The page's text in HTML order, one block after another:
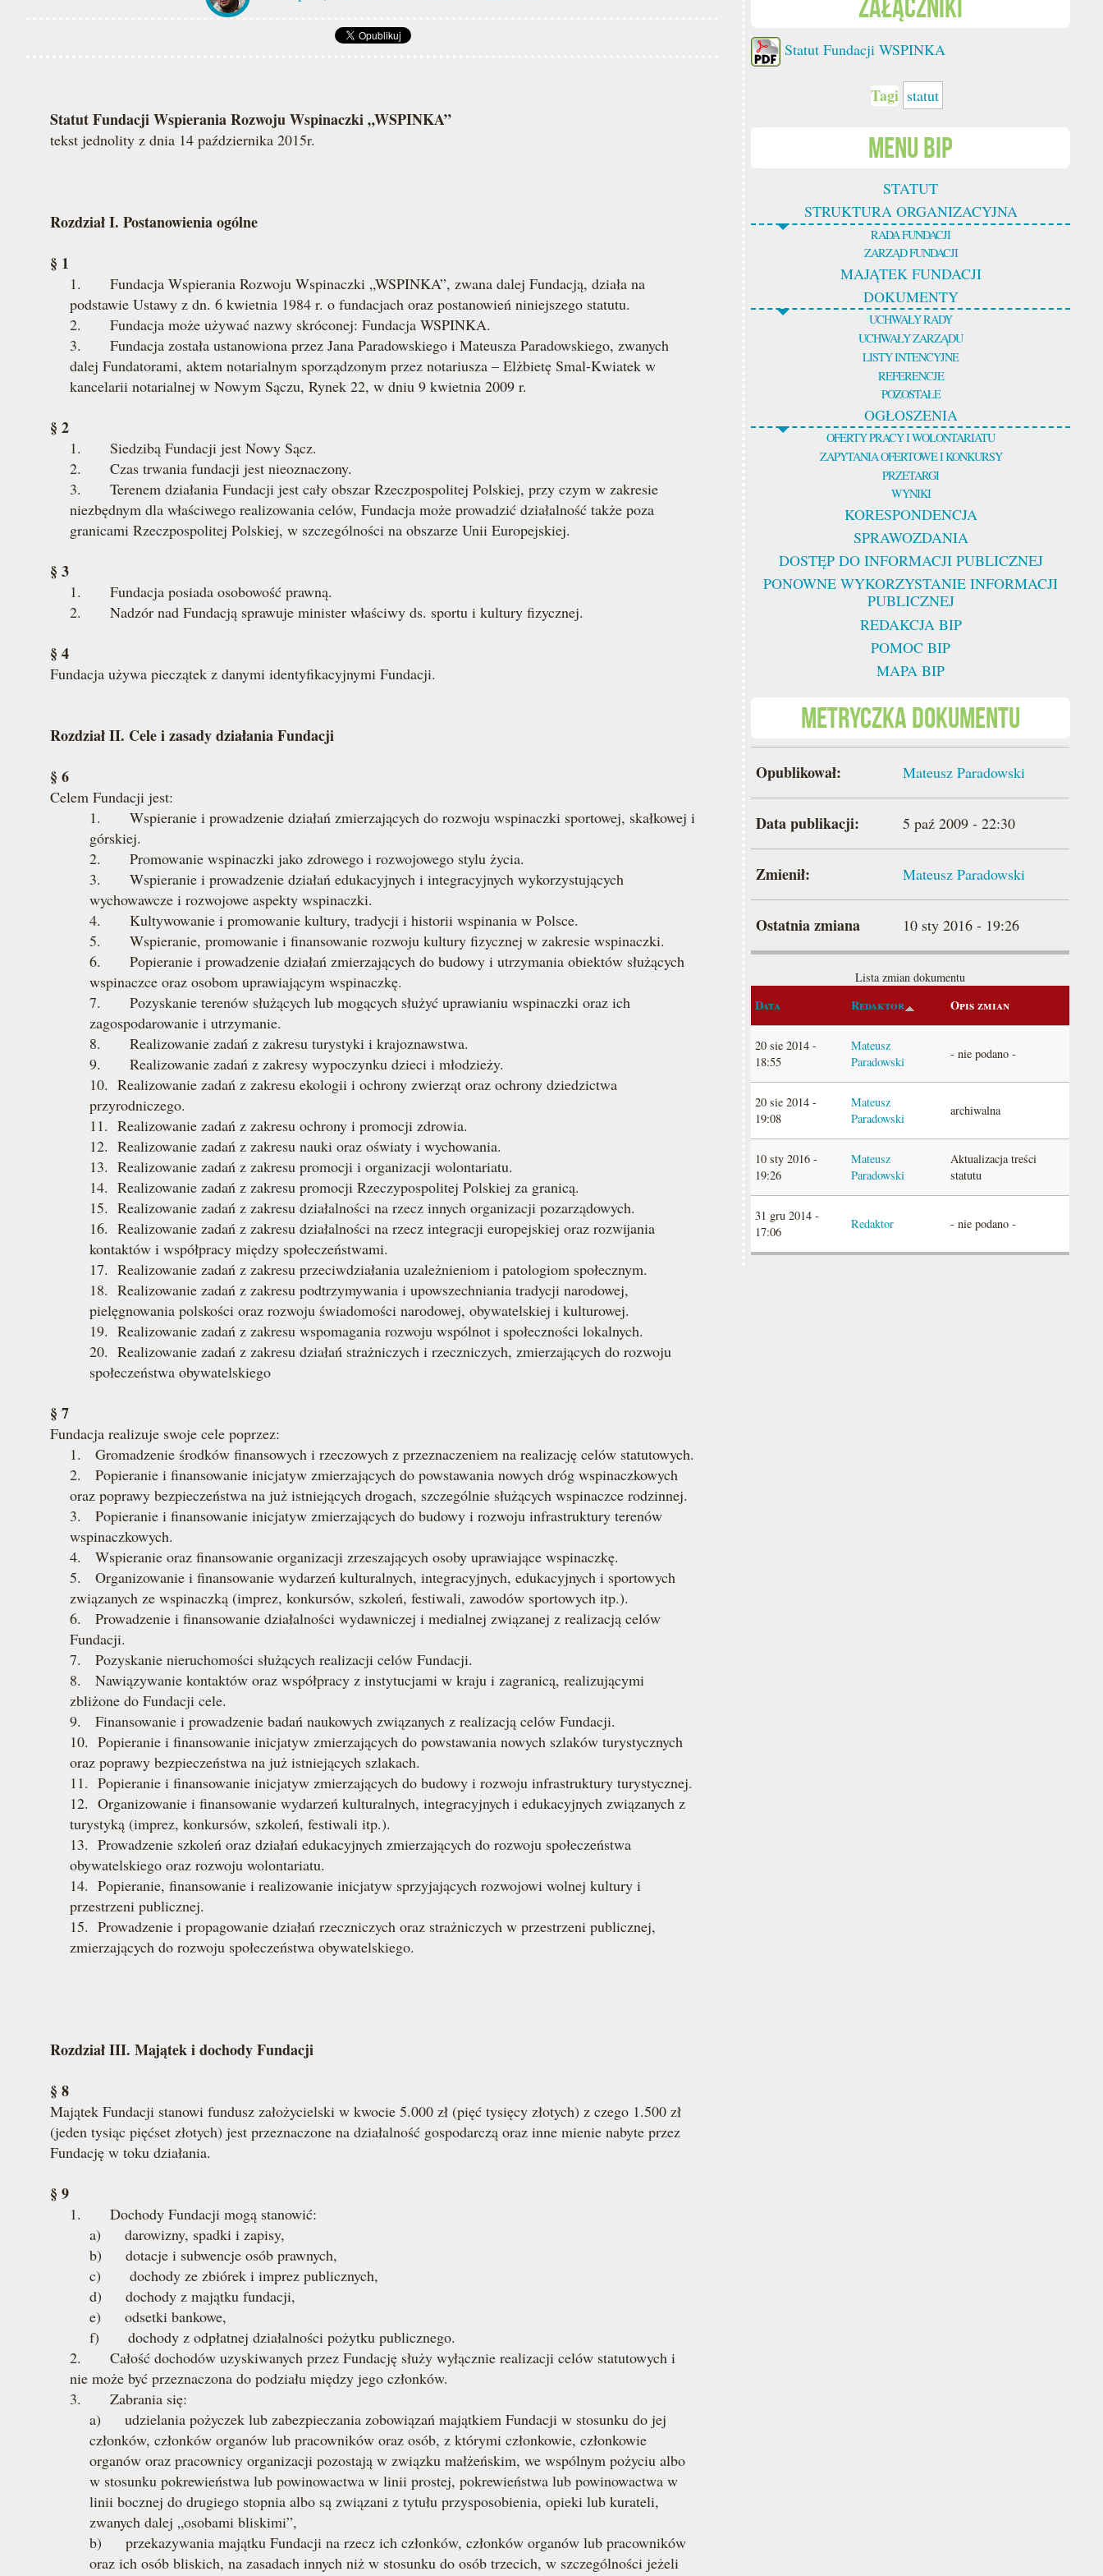
Statut Fundacji Wspierania Rozwoju Wspinaczki „WSPINKA”
tekst jednolity z dnia 14 października 2015r.
Rozdział I. Postanowienia ogólne
§ 1
1. Fundacja Wspierania Rozwoju Wspinaczki „WSPINKA”, zwana dalej Fundacją, działa na
podstawie Ustawy z dn. 6 kwietnia 1984 r. o fundacjach oraz postanowień niniejsze­go statutu.
2. Fundacja może używać nazwy skróconej: Fundacja WSPINKA.
3. Fundacja została ustanowiona przez Jana Paradowskiego i Mateusza Paradowskiego, zwanych
dalej Fun­datorami, aktem notarialnym sporządzonym przez notariusza – Elżbietę Smal-Kwiatek w
kancelarii notarialnej w Nowym Sączu, Rynek 22, w dniu 9 kwietnia 2009 r.
§ 2
1. Siedzibą Fundacji jest Nowy Sącz.
2. Czas trwania fundacji jest nieoznaczony.
3. Terenem działania Fundacji jest cały obszar Rzeczpospolitej Polskiej, przy czym w zakresie
niezbędnym dla właściwego realizowania celów, Fundacja może pro­wadzić działalność także poza
granicami Rzeczpospolitej Polskiej, w szczególności na obszarze Unii Europejskiej.
§ 3
1. Fundacja posiada osobowość prawną.
2. Nadzór nad Fundacją sprawuje minister właściwy ds. sportu i kultury fizycznej.
§ 4
Fundacja używa pieczątek z danymi identyfikacyjnymi Fundacji.
Rozdział II. Cele i zasady działania Fundacji
§ 6
Celem Fundacji jest:
1. Wspieranie i prowadzenie działań zmierzających do rozwoju wspinaczki sportowej, skałkowej i
górskiej.
2. Promowanie wspinaczki jako zdrowego i rozwojowego stylu życia.
3. Wspieranie i prowadzenie działań edukacyjnych i integracyjnych wykorzystujących
wychowawcze i rozwojowe aspekty wspinaczki.
4. Kultywowanie i promowanie kultury, tradycji i historii wspinania w Polsce.
5. Wspieranie, promowanie i finansowanie rozwoju kultury fizycznej w zakresie wspinaczki.
6. Popieranie i prowadzenie działań zmierzających do budowy i utrzymania obiektów służących
wspinaczce oraz osobom uprawiającym wspinaczkę.
7. Pozyskanie terenów służących lub mogących służyć uprawianiu wspinaczki oraz ich
zagospodarowanie i utrzymanie.
8. Realizowanie zadań z zakresu turystyki i krajoznawstwa.
9. Realizowanie zadań z zakresy wypoczynku dzieci i młodzieży.
10. Realizowanie zadań z zakresu ekologii i ochrony zwierząt oraz ochrony dziedzictwa
przyrodniczego.
11. Realizowanie zadań z zakresu ochrony i promocji zdrowia.
12. Realizowanie zadań z zakresu nauki oraz oświaty i wychowania.
13. Realizowanie zadań z zakresu promocji i organizacji wolontariatu.
14. Realizowanie zadań z zakresu promocji Rzeczypospolitej Polskiej za granicą.
15. Realizowanie zadań z zakresu działalności na rzecz innych organizacji pozarządowych.
16. Realizowanie zadań z zakresu działalności na rzecz integracji europejskiej oraz rozwijania
kontaktów i współpracy między społeczeństwami.
17. Realizowanie zadań z zakresu przeciwdziałania uzależnieniom i patologiom społecznym.
18. Realizowanie zadań z zakresu podtrzymywania i upowszechniania tradycji narodowej,
pielęgnowania polskości oraz rozwoju świadomości narodowej, obywatelskiej i kulturowej.
19. Realizowanie zadań z zakresu wspomagania rozwoju wspólnot i społeczności lokalnych.
20. Realizowanie zadań z zakresu działań strażniczych i rzeczniczych, zmierzających do rozwoju
społeczeństwa obywatelskiego
§ 7
Fundacja realizuje swoje cele poprzez:
1. Gromadzenie środków finansowych i rzeczowych z przeznaczeniem na realizację celów statutowych.
2. Popieranie i finansowanie inicjatyw zmierzających do powstawania nowych dróg wspinaczkowych
oraz poprawy bezpieczeństwa na już istniejących drogach, szczególnie służących wspinaczce rodzinnej.
3. Popieranie i finansowanie inicjatyw zmierzających do budowy i rozwoju infrastruktury terenów
wspinaczkowych.
4. Wspieranie oraz finansowanie organizacji zrzeszających osoby uprawiające wspinaczkę.
5. Organizowanie i finansowanie wydarzeń kulturalnych, integracyjnych, edukacyjnych i sportowych
związanych ze wspinaczką (imprez, konkursów, szkoleń, festiwali, zawodów sportowych itp.).
6. Prowadzenie i finansowanie działalności wydawniczej i medialnej związanej z realizacją celów
Fundacji.
7. Pozyskanie nieruchomości służących realizacji celów Fundacji.
8. Nawiązywanie kontaktów oraz współpracy z instytucjami w kraju i zagranicą, realizującymi
zbliżone do Fundacji cele.
9. Finansowanie i prowadzenie badań naukowych związanych z realizacją celów Fundacji.
10. Popieranie i finansowanie inicjatyw zmierzających do powstawania nowych szlaków turystycznych
oraz poprawy bezpieczeństwa na już istniejących szlakach.
11. Popieranie i finansowanie inicjatyw zmierzających do budowy i rozwoju infrastruktury turystycznej.
12. Organizowanie i finansowanie wydarzeń kulturalnych, integracyjnych i edukacyjnych związanych z
turystyką (imprez, konkursów, szkoleń, festiwali itp.).
13. Prowadzenie szkoleń oraz działań edukacyjnych zmierzających do rozwoju społeczeństwa
obywatelskiego oraz rozwoju wolontariatu.
14. Popieranie, finansowanie i realizowanie inicjatyw sprzyjających rozwojowi wolnej kultury i
przestrzeni publicznej.
15. Prowadzenie i propagowanie działań rzeczniczych oraz strażniczych w przestrzeni publicznej,
zmierzających do rozwoju społeczeństwa obywatelskiego.
Rozdział III. Majątek i dochody Fundacji
§ 8
Majątek Fundacji stanowi fundusz założycielski w kwocie 5.000 zł (pięć ty­sięcy złotych) z czego 1.500 zł
(jeden tysiąc pięćset złotych) jest przeznaczone na działalność gospodarczą oraz inne mienie nabyte przez
Fundację w toku działania.
§ 9
1. Dochody Fundacji mogą stanowić:
a) darowizny, spadki i zapisy,
b) dotacje i subwencje osób prawnych,
c) dochody ze zbiórek i imprez publicznych,
d) dochody z majątku fundacji,
e) odsetki bankowe,
f) dochody z odpłatnej działalności pożytku publicznego.
2. Całość dochodów uzyskiwanych przez Fundację służy wyłącznie realizacji celów statutowych i
nie może być przeznaczona do podziału między jego członków.
3. Zabrania się:
a) udzielania pożyczek lub zabezpieczania zobowiązań majątkiem Fundacji w stosunku do jej
członków, członków organów lub pracowników oraz osób, z którymi członkowie, członkowie
organów oraz pracownicy organizacji pozostają w związku małżeńskim, we wspólnym pożyciu albo
w stosunku pokrewieństwa lub powinowactwa w linii prostej, pokrewieństwa lub powinowactwa w
linii bocznej do drugiego stopnia albo są związani z tytułu przysposobienia, opieki lub kurateli,
zwanych dalej „osobami bliskimi”,
b) przekazywania majątku Fundacji na rzecz ich członków, członków organów lub pracowników
oraz ich osób bliskich, na zasadach innych niż w stosunku do osób trzecich, w szczególności jeżeli
Załączniki
Statut Fundacji WSPINKA
Tagi statut
Menu BIP
STATUT
STRUKTURA ORGANIZACYJNA
RADA FUNDACJI
ZARZĄD FUNDACJI
MAJĄTEK FUNDACJI
DOKUMENTY
UCHWAŁY RADY
UCHWAŁY ZARZĄDU
LISTY INTENCYJNE
REFERENCJE
POZOSTAŁE
OGŁOSZENIA
OFERTY PRACY I WOLONTARIATU
ZAPYTANIA OFERTOWE I KONKURSY
PRZETARGI
WYNIKI
KORESPONDENCJA
SPRAWOZDANIA
DOSTĘP DO INFORMACJI PUBLICZNEJ
PONOWNE WYKORZYSTANIE INFORMACJI
PUBLICZNEJ
REDAKCJA BIP
POMOC BIP
MAPA BIP
Metryczka dokumentu
Opublikował: Mateusz Paradowski
Data publikacji: 5 paź 2009 - 22:30
Zmienił: Mateusz Paradowski
Ostatnia zmiana 10 sty 2016 - 19:26
Lista zmian dokumentu
Data Redaktor Opis zmian
20 sie 2014 -
18:55
Mateusz
Paradowski
- nie podano -
20 sie 2014 -
19:08
Mateusz
Paradowski
archiwalna
10 sty 2016 -
19:26
Mateusz
Paradowski
Aktualizacja treści
statutu
31 gru 2014 -
17:06
Redaktor - nie podano -